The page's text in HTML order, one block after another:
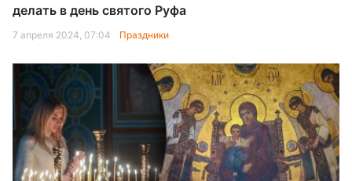
делать в день святого Руфа
7 апреля 2024, 07:04 Праздники